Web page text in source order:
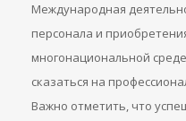
Международная
персонала и
многонациональной
сказаться на
Важно отметить, что